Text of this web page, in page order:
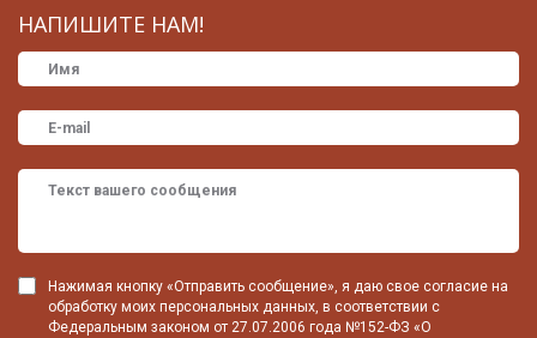
НАПИШИТЕ НАМ!
Нажимая кнопку «Отправить сообщение», я даю свое согласие на
обработку моих персональных данных, в соответствии с
Федеральным законом от 27.07.2006 года №152-ФЗ «О